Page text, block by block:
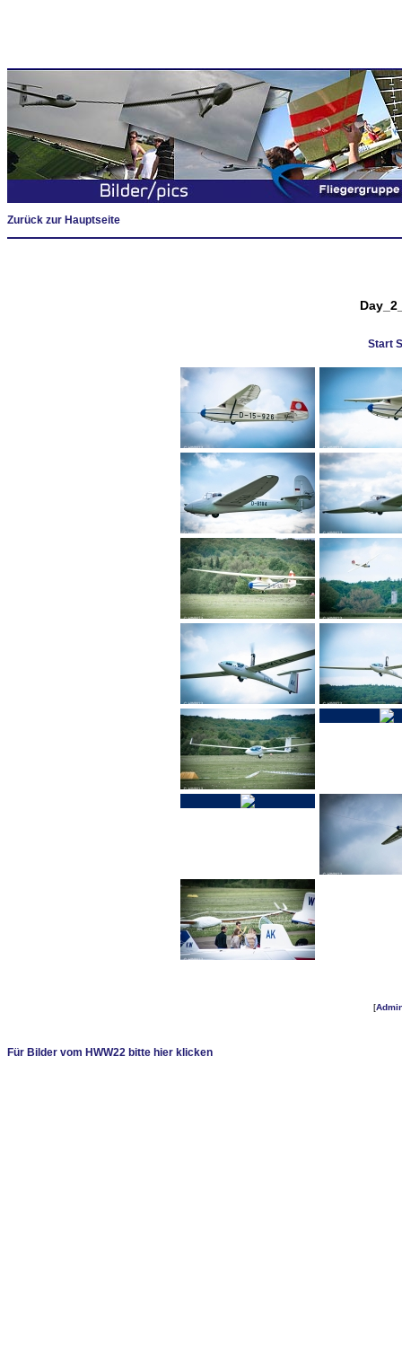
Zurück zur Hauptseite
Start
[
Für Bilder vom HWW22 bitte hier klicken